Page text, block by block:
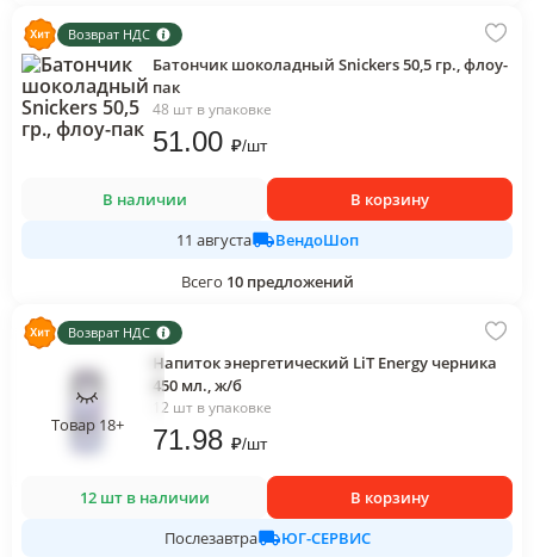
Возврат НДС
Батончик шоколадный Snickers 50,5 гр., флоу-
пак
48 шт в упаковке
51.00 ₽/шт
В наличии
В корзину
11 августа
ВендоШоп
Всего 10 предложений
Возврат НДС
Товар 18+
Напиток энергетический LiT Energy черника
450 мл., ж/б
12 шт в упаковке
71.98 ₽/шт
12 шт в наличии
В корзину
Послезавтра
ЮГ-СЕРВИС